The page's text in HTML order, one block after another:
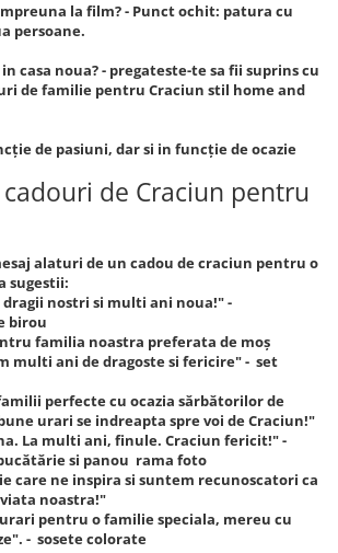
la film? - Punct ochit: patura cu
persoane.
casa noua? - pregateste-te sa fii suprins cu
de familie pentru Craciun stil home and
de pasiuni, dar si in funcție de ocazie
de Craciun pentru
alaturi de un cadou de craciun pentru o
sugestii:
nostri si multi ani noua!" -
birou
familia noastra preferata de moș
multi ani de dragoste si fericire" - set
perfecte cu ocazia sărbătorilor de
urari se indreapta spre voi de Craciun!"
La multi ani, finule. Craciun fericit!" -
si panou rama foto
care ne inspira si suntem recunoscatori ca
noastra!"
pentru o familie speciala, mereu cu
- sosete colorate